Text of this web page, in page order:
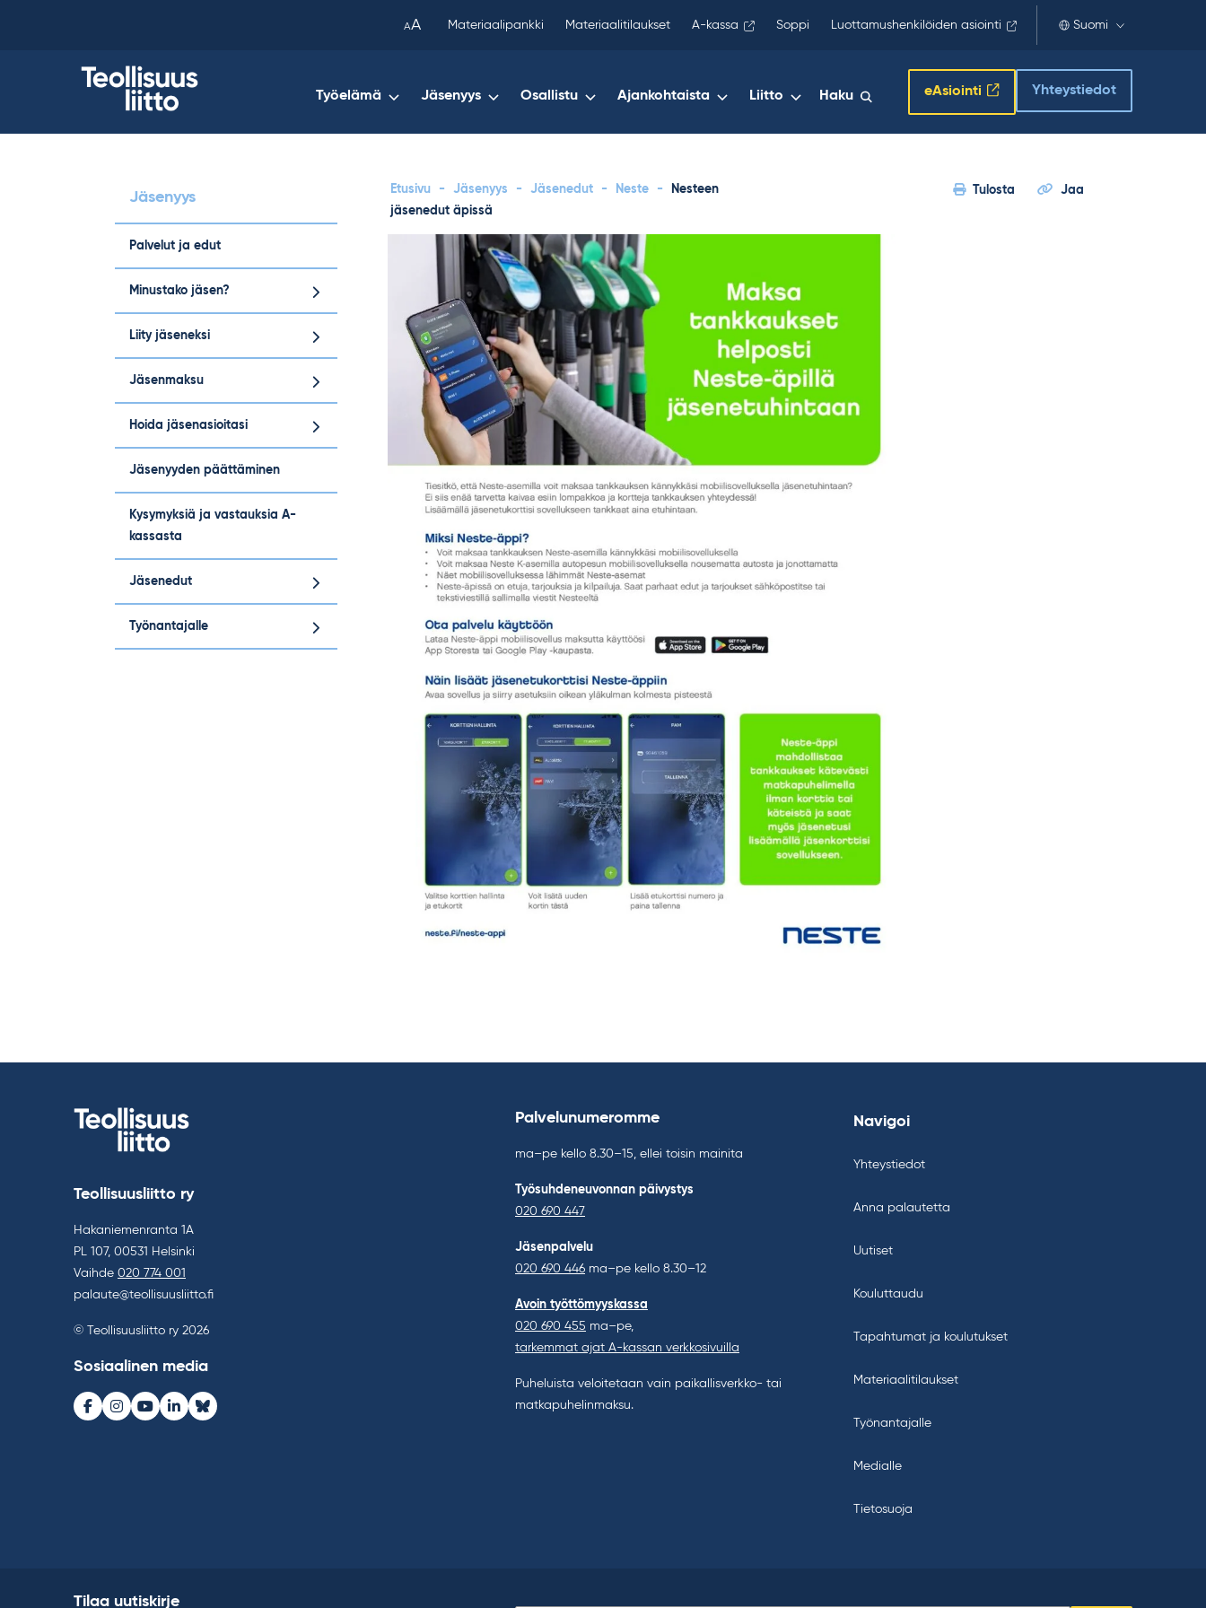
AA Materiaalipankki Materiaalitilaukset A-kassa Soppi Luottamushenkilöiden asiointi Suomi
Työelämä Jäsenyys Osallistu Ajankohtaista Liitto Haku eAsiointi Yhteystiedot
Jäsenyys
Palvelut ja edut
Minustako jäsen?
Liity jäseneksi
Jäsenmaksu
Hoida jäsenasioitasi
Jäsenyyden päättäminen
Kysymyksiä ja vastauksia A-
kassasta
Jäsenedut
Työnantajalle
Etusivu - Jäsenyys - Jäsenedut - Neste -
Nesteen
jäsenedut äpissä
Tulosta Jaa
copied
your
clipboard.)
Teollisuusliitto ry
Hakaniemenranta 1A
PL 107, 00531 Helsinki
Vaihde 020 774 001
palaute@teollisuusliitto.fi
© Teollisuusliitto ry 2026
Sosiaalinen media
Facebook
Instagram
Youtube
LinkedInBluesky
Palvelunumeromme
ma–pe kello 8.30–15, ellei toisin mainita
Työsuhdeneuvonnan päivystys
020 690 447
Jäsenpalvelu
020 690 446 ma–pe kello 8.30–12
Avoin työttömyyskassa
020 690 455 ma–pe,
tarkemmat ajat A-kassan verkkosivuilla
Puheluista veloitetaan vain paikallisverkko- tai
matkapuhelinmaksu.
Navigoi
Yhteystiedot
Anna palautetta
Uutiset
Kouluttaudu
Tapahtumat ja koulutukset
Materiaalitilaukset
Työnantajalle
Medialle
Tietosuoja
Tilaa uutiskirje